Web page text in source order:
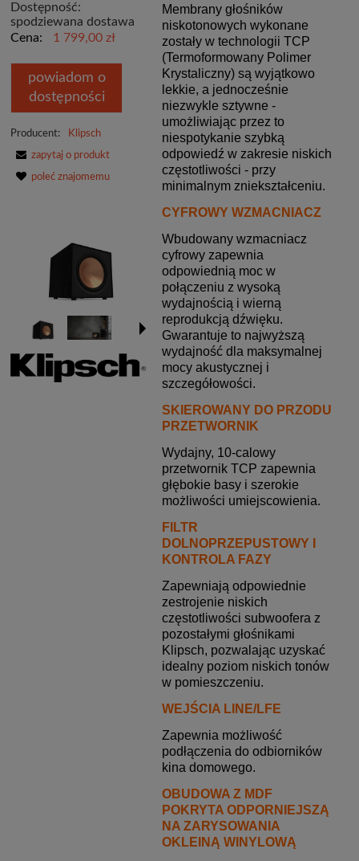
Membrany głośników
niskotonowych wykonane
zostały w technologii TCP
(Termoformowany Polimer
Krystaliczny) są wyjątkowo
lekkie, a jednocześnie
niezwykle sztywne -
umożliwiając przez to
niespotykanie szybką
odpowiedź w zakresie niskich
częstotliwości - przy
minimalnym zniekształceniu.
CYFROWY WZMACNIACZ
Wbudowany wzmacniacz
cyfrowy zapewnia
odpowiednią moc w
połączeniu z wysoką
wydajnością i wierną
reprodukcją dźwięku.
Gwarantuje to najwyższą
wydajność dla maksymalnej
mocy akustycznej i
szczegółowości.
SKIEROWANY DO PRZODU
PRZETWORNIK
Wydajny, 10-calowy
przetwornik TCP zapewnia
głębokie basy i szerokie
możliwości umiejscowienia.
FILTR
DOLNOPRZEPUSTOWY I
KONTROLA FAZY
Zapewniają odpowiednie
zestrojenie niskich
częstotliwości subwoofera z
pozostałymi głośnikami
Klipsch, pozwalając uzyskać
idealny poziom niskich tonów
w pomieszczeniu.
WEJŚCIA LINE/LFE
Zapewnia możliwość
podłączenia do odbiorników
kina domowego.
OBUDOWA Z MDF
POKRYTA ODPORNIEJSZĄ
NA ZARYSOWANIA
OKLEINĄ WINYLOWĄ
Dostępność:
spodziewana dostawa
Cena:
1 799,00 zł
powiadom o
dostępności
Producent: Klipsch
zapytaj o produkt
poleć znajomemu